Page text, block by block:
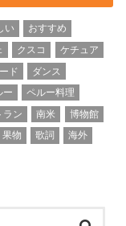
い
おすすめ
クスコ
ケチュア
ド
ダンス
ー
ペルー料理
ラン 南米
博物館
果物 歌詞
海外